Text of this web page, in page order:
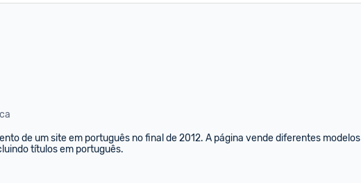
de um site em português no final de 2012. A página vende diferentes modelos
títulos em português.